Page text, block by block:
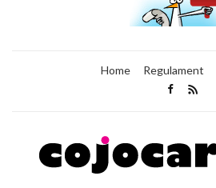
Home Regulament